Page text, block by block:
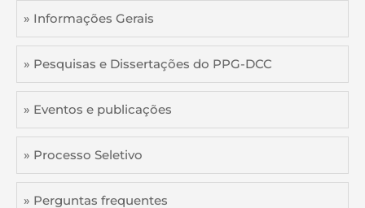
» Informações Gerais
» Pesquisas e Dissertações do PPG-DCC
» Eventos e publicações
» Processo Seletivo
» Perguntas frequentes